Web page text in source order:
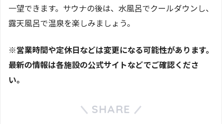
一望できます。サウナの後は、水風呂でクールダウンし、
露天風呂で温泉を楽しみましょう。
※営業時間や定休日などは変更になる可能性があります。
最新の情報は各施設の公式サイトなどでご確認くださ
い。
SHARE